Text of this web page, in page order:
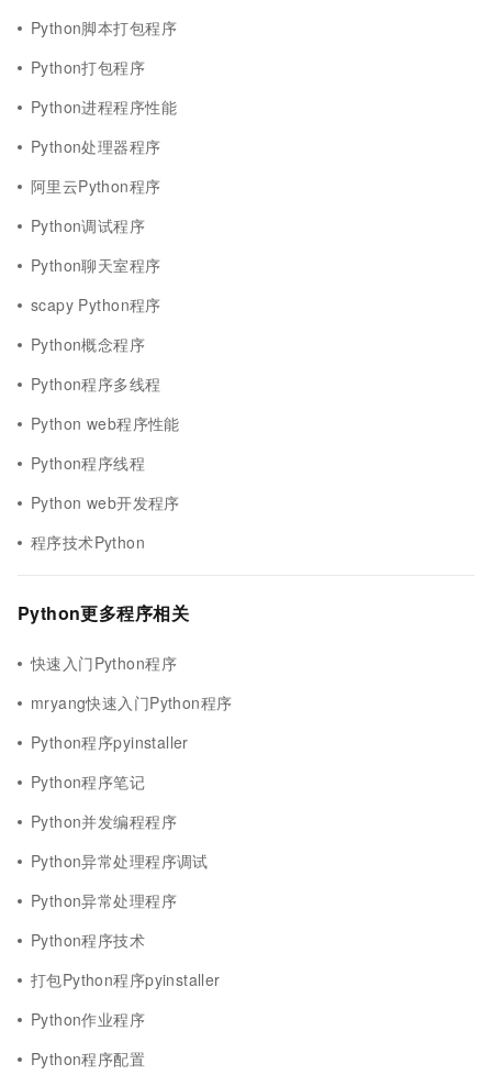
Python脚本打包程序
Python打包程序
Python进程程序性能
Python处理器程序
阿里云Python程序
Python调试程序
Python聊天室程序
scapy Python程序
Python概念程序
Python程序多线程
Python web程序性能
Python程序线程
Python web开发程序
程序技术Python
Python更多程序相关
快速入门Python程序
mryang快速入门Python程序
Python程序pyinstaller
Python程序笔记
Python并发编程程序
Python异常处理程序调试
Python异常处理程序
Python程序技术
打包Python程序pyinstaller
Python作业程序
Python程序配置